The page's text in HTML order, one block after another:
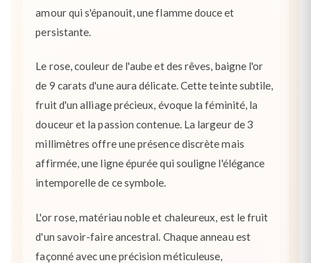
amour qui s'épanouit, une flamme douce et
persistante.
Le rose, couleur de l'aube et des rêves, baigne l'or
de 9 carats d'une aura délicate. Cette teinte subtile,
fruit d'un alliage précieux, évoque la féminité, la
douceur et la passion contenue. La largeur de 3
millimètres offre une présence discrète mais
affirmée, une ligne épurée qui souligne l'élégance
intemporelle de ce symbole.
L'or rose, matériau noble et chaleureux, est le fruit
d'un savoir-faire ancestral. Chaque anneau est
façonné avec une précision méticuleuse,